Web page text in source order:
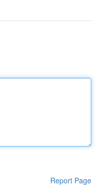
Report Page